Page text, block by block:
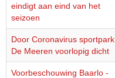
eindigt aan eind van het
seizoen
Door Coronavirus sportpark
De Meeren voorlopig dicht
Voorbeschouwing Baarlo -